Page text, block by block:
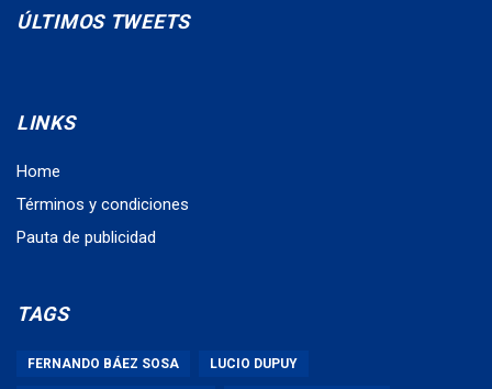
ÚLTIMOS TWEETS
LINKS
Home
Términos y condiciones
Pauta de publicidad
TAGS
FERNANDO BÁEZ SOSA LUCIO DUPUY